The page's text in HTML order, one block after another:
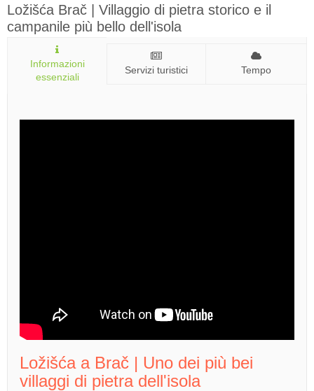
Ložišća Brač | Villaggio di pietra storico e il
campanile più bello dell'isola
Informazioni
essenziali
Servizi turistici Tempo
Ložišća a Brač | Uno dei più bei
villaggi di pietra dell'isola